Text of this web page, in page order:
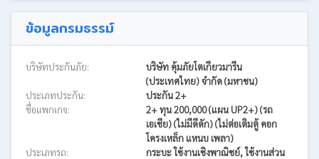
ข้อมูลกรมธรรม์
บริษัทประกันภัย:
บริษัท คุ้มภัยโตเกียวมารีน
(ประเทศไทย) จำกัด (มหาชน)
ประเภทประกัน:
ประกัน 2+
ชื่อแพกเกจ:
2+ ทุน 200,000 (แผน UP2+) (รถ
เอเชีย) (ไม่มีดีดัก) (ไม่ต่อเติมตู้ คอก
โครงเหล็ก แหนบ เพลา)
ประเภทรถ:
กระบะ ใช้งานเชิงพาณิชย์, ใช้งานส่วน